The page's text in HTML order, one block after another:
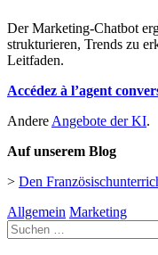
Der Marketing-Chatbot
strukturieren, Trends zu
Leitfaden.
Accédez à l’agent
AndereAngebote der KI.
Auf unserem Blog
> Den
Allgemein Marketing
Suche
nach: